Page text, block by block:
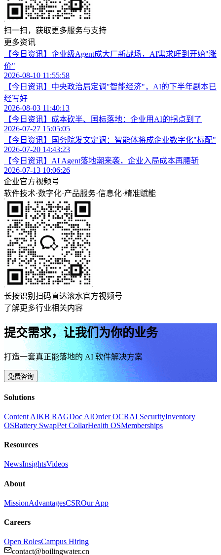
扫一扫，获取更多服务与支持
更多资讯
【今日资讯】企业级Agent成大厂新战场，AI需求旺到开始"涨
价"
2026-08-10 11:55:58
【今日资讯】中央政治局定调"智能经济"，AI的下半年剧本已
经写好
2026-08-03 11:40:13
【今日资讯】成本砍半、国标落地：企业用AI的拐点到了
2026-07-27 15:05:05
【今日资讯】国务院发文定调：智能体将成企业数字化"标配"
2026-07-20 14:43:23
【今日资讯】AI Agent落地潮来袭，企业入局成本再腰斩
2026-07-13 10:06:26
企业官方视频号
软件技术·数字化·产品服务·信息化·精准赋能
长按识别扫码直达滚水官方视频号
了解更多行业相关内容
提交需求，让我们为你的业务
打造一套真正能落地的 AI 软件解决方案
免费咨询
Solutions
Content AIKB RAGDoc AIOrder OCRAI SecurityInventory
OSBattery SwapPet CollarHealth OSMemberships
Resources
NewsInsightsVideos
About
MissionAdvantagesCSROur App
Careers
Open RolesCampus Hiring
contact@boilingwater.cn